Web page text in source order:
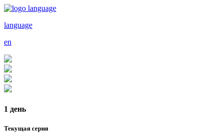
language
en
1 день
Текущая серия